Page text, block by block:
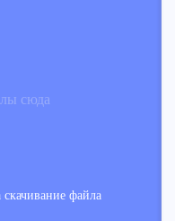
сюда
файла